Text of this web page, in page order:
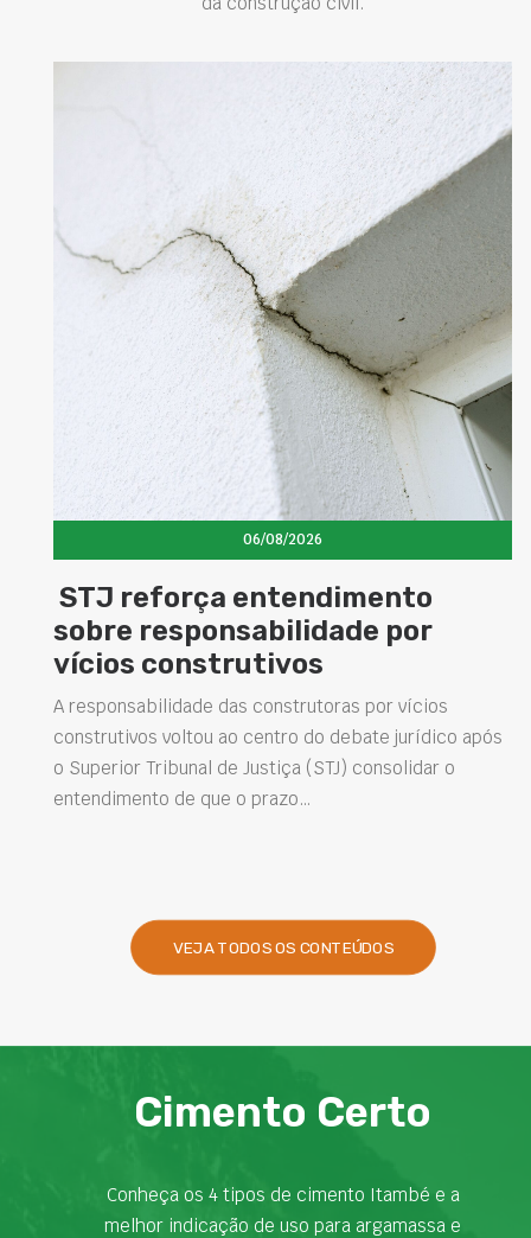
06/08/2026
STJ reforça entendimento
sobre responsabilidade por
vícios construtivos
A responsabilidade das construtoras por vícios
construtivos voltou ao centro do debate jurídico após
o Superior Tribunal de Justiça (STJ) consolidar o
entendimento de que o prazo…
VEJA TODOS OS CONTEÚDOS
Cimento Certo
Conheça os 4 tipos de cimento Itambé e a
melhor indicação de uso para argamassa e